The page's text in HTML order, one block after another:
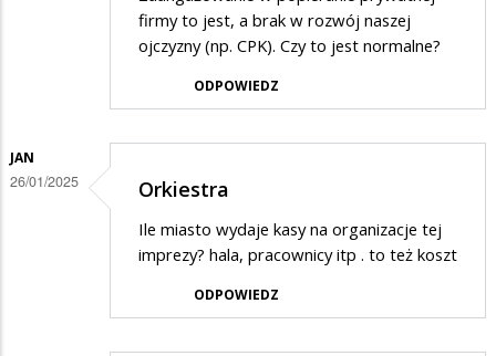
firmy to jest, a brak w rozwój naszej
ojczyzny (np. CPK). Czy to jest normalne?
ODPOWIEDZ
JAN
26/01/2025 Orkiestra
Ile miasto wydaje kasy na organizacje tej
imprezy? hala, pracownicy itp . to też koszt
ODPOWIEDZ